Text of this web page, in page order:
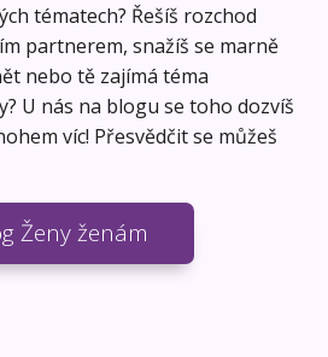
tématech? Řešíš rozchod
partnerem, snažíš se marně
nebo tě zajímá téma
U nás na blogu se toho dozvíš
víc! Přesvědčit se můžeš
Ženy ženám